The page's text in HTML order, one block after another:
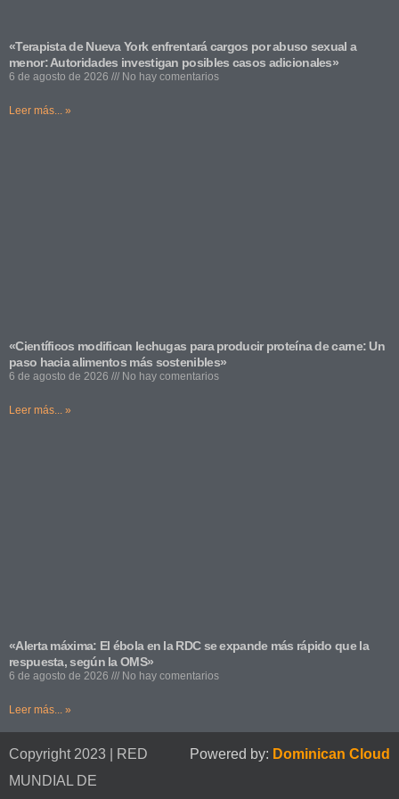
«Terapista de Nueva York enfrentará cargos por abuso sexual a
menor: Autoridades investigan posibles casos adicionales»
6 de agosto de 2026 No hay comentarios
Leer más... »
«Científicos modifican lechugas para producir proteína de carne: Un
paso hacia alimentos más sostenibles»
6 de agosto de 2026 No hay comentarios
Leer más... »
«Alerta máxima: El ébola en la RDC se expande más rápido que la
respuesta, según la OMS»
6 de agosto de 2026 No hay comentarios
Leer más... »
Copyright 2023 | RED
MUNDIAL DE
Powered by: Dominican Cloud